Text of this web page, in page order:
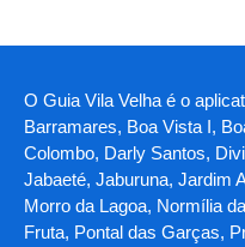
O Guia Vila Velha é o
Barramares, Boa Vista I,
Colombo, Darly Santos,
Jabaeté, Jaburuna, Jardim
Morro da Lagoa, Normília
Fruta, Pontal das Garças,